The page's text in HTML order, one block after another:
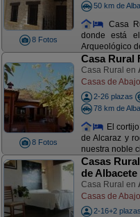
8 Fotos
50 km de
Casa
donde está
Arqueológico
8 Fotos
Casa Rural
Casa Rural en
Casas de
2-26 plazas
78 km de
El
de Alcaraz y
nuestra noble
Casas
de Albacete
Casa Rural en
Casas de
2-16+2 plazas